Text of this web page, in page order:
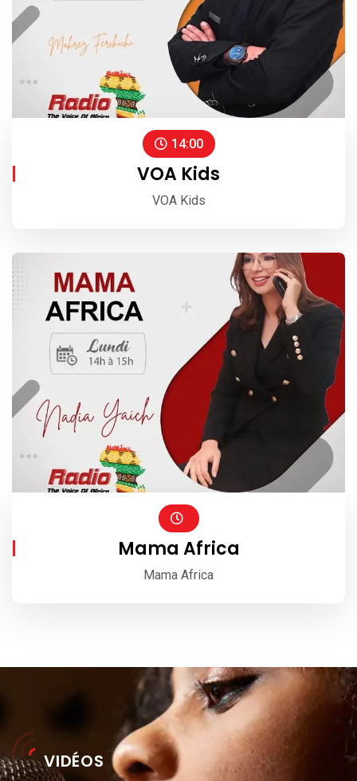
14:00
VOA Kids
VOA Kids
Mama Africa
Mama Africa
VIDÉOS